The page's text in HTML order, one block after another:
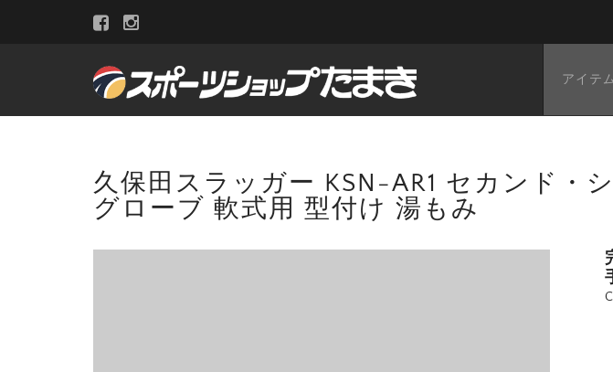
アイテ
久保田スラッガー KSN-AR1 セカンド・
グローブ 軟式用 型付け 湯もみ